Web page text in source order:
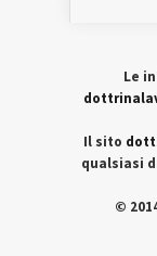
Le
Il sito
qualsiasi
©